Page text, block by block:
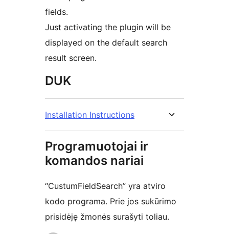
fields.
Just activating the plugin will be
displayed on the default search
result screen.
DUK
Installation Instructions
Programuotojai ir
komandos nariai
“CustumFieldSearch” yra atviro
kodo programa. Prie jos sukūrimo
prisidėję žmonės surašyti toliau.